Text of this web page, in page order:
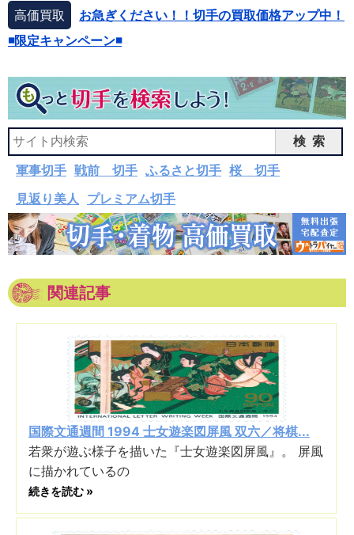
高価買取
お急ぎください！！切手の買取価格アップ中！
◾️限定キャンペーン◾️
検索
軍事切手 戦前 切手 ふるさと切手 桜 切手
見返り美人 プレミアム切手
関連記事
国際文通週間 1994 士女遊楽図屏風 双六／将棋...
若衆が遊ぶ様子を描いた『士女遊楽図屏風』。 屏風
に描かれているの
続きを読む »